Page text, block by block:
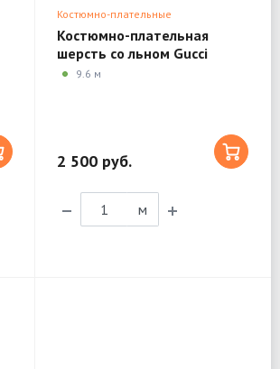
Костюмно-плательные
Костюмно-плательная
шерсть со льном Gucci
1TX196
9.6 м
2 500 руб.
м